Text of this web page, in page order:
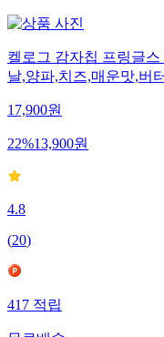
켈로그 감자칩 프링글스
날,양파,치즈,매운맛,버
17,900원
22%13,900원
4.8
(20)
417적립